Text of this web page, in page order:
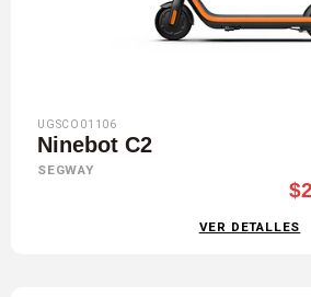
UGSCO01106
Ninebot C2
SEGWAY
VER DETALLES